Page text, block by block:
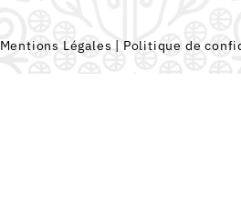
Mentions Légales | Politique de